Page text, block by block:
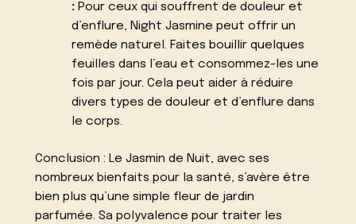
:Pour ceux qui souffrent de douleur et
d’enflure, Night Jasmine peut offrir un
remède naturel. Faites bouillir quelques
feuilles dans l’eau et consommez-les une
fois par jour. Cela peut aider à réduire
divers types de douleur et d’enflure dans
le corps.
Conclusion : Le Jasmin de Nuit, avec ses
nombreux bienfaits pour la santé, s’avère être
bien plus qu’une simple fleur de jardin
parfumée. Sa polyvalence pour traiter les